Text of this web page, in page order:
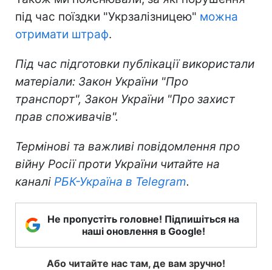
під час поїздки "Укрзалізницею" можна
отримати штраф.
Під час підготовки публікації використали
матеріали: Закон України "Про
транспорт", Закон України "Про захист
прав споживачів".
Термінові та важливі повідомлення про
війну Росії проти України читайте на
каналі РБК-Україна в Telegram.
Не пропустіть головне! Підпишіться на
наші оновлення в Google!
Або читайте нас там, де вам зручно!